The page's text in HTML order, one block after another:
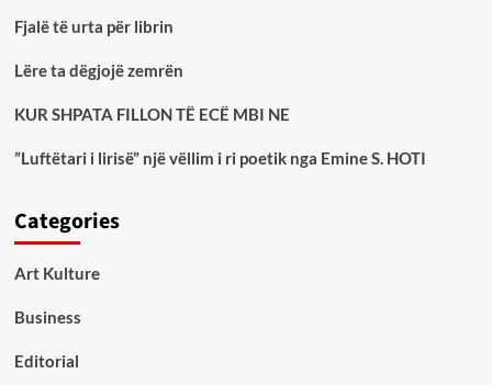
Fjalë të urta për librin
Lëre ta dëgjojë zemrën
KUR SHPATA FILLON TË ECË MBI NE
”Luftëtari i lirisë” një vëllim i ri poetik nga Emine S. HOTI
Categories
Art Kulture
Business
Editorial